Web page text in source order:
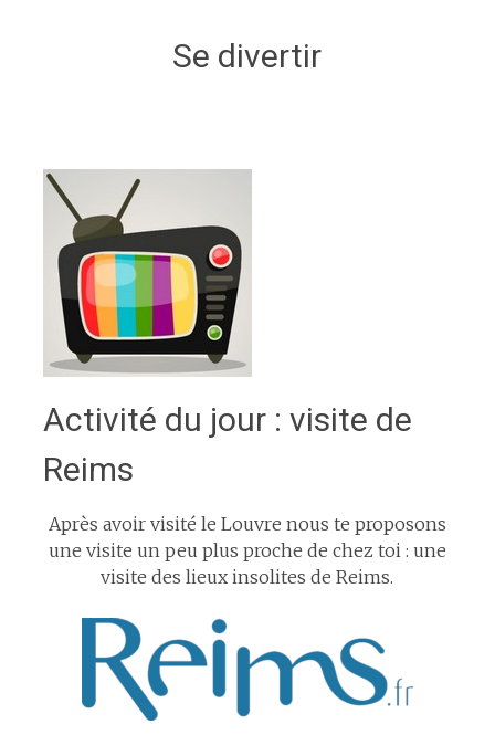
Se divertir
Activité du jour : visite de
Reims
Après avoir visité le Louvre nous te proposons
une visite un peu plus proche de chez toi : une
visite des lieux insolites de Reims.